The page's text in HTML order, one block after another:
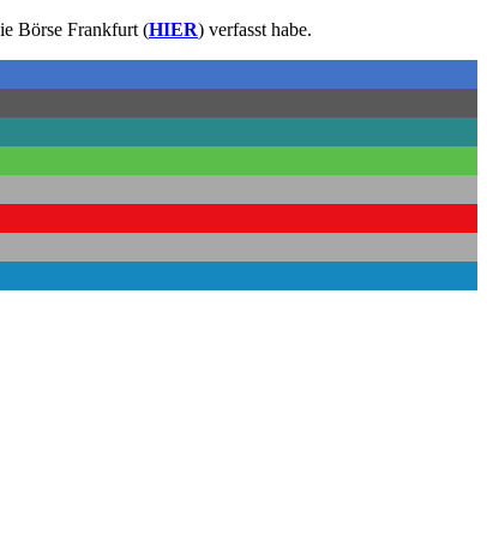
Börse Frankfurt (HIER) verfasst habe.